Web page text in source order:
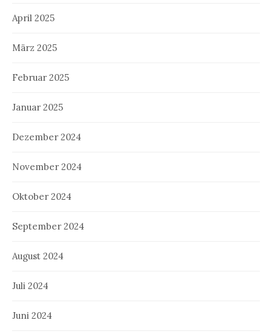
April 2025
März 2025
Februar 2025
Januar 2025
Dezember 2024
November 2024
Oktober 2024
September 2024
August 2024
Juli 2024
Juni 2024